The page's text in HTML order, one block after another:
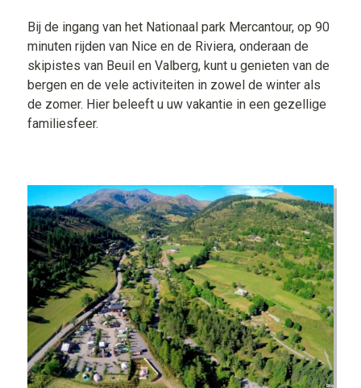
Bij de ingang van het Nationaal park Mercantour, op 90
minuten rijden van Nice en de Riviera, onderaan de
skipistes van Beuil en Valberg, kunt u genieten van de
bergen en de vele activiteiten in zowel de winter als
de zomer. Hier beleeft u uw vakantie in een gezellige
familiesfeer.